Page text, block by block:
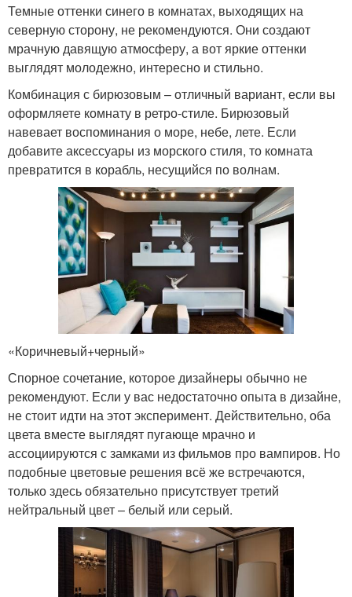
Темные оттенки синего в комнатах, выходящих на
северную сторону, не рекомендуются. Они создают
мрачную давящую атмосферу, а вот яркие оттенки
выглядят молодежно, интересно и стильно.
Комбинация с бирюзовым – отличный вариант, если вы
оформляете комнату в ретро-стиле. Бирюзовый
навевает воспоминания о море, небе, лете. Если
добавите аксессуары из морского стиля, то комната
превратится в корабль, несущийся по волнам.
«Коричневый+черный»
Спорное сочетание, которое дизайнеры обычно не
рекомендуют. Если у вас недостаточно опыта в дизайне,
не стоит идти на этот эксперимент. Действительно, оба
цвета вместе выглядят пугающе мрачно и
ассоциируются с замками из фильмов про вампиров. Но
подобные цветовые решения всё же встречаются,
только здесь обязательно присутствует третий
нейтральный цвет – белый или серый.